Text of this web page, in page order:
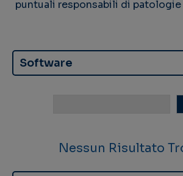
puntuali responsabili di
Software
Nessun Risultato